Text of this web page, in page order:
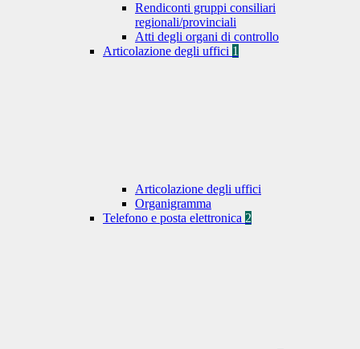
Rendiconti gruppi consiliari
regionali/provinciali
Atti degli organi di controllo
Articolazione degli uffici 1
Articolazione degli uffici
Organigramma
Telefono e posta elettronica 2